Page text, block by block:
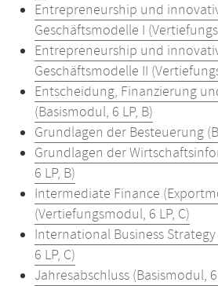
Entrepreneurship und
Geschäftsmodelle I
Entrepreneurship und
Geschäftsmodelle II
Entscheidung, Finanzierung
(Basismodul, 6 LP, B)
Grundlagen der Besteuerung
Grundlagen der
6 LP, B)
Intermediate Finance
(Vertiefungsmodul, 6 LP, C)
International Business
6 LP, C)
Jahresabschluss (Basismodul, 6